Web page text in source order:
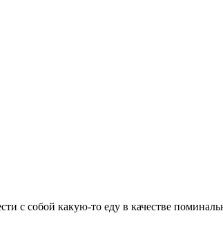
с собой какую-то еду в качестве